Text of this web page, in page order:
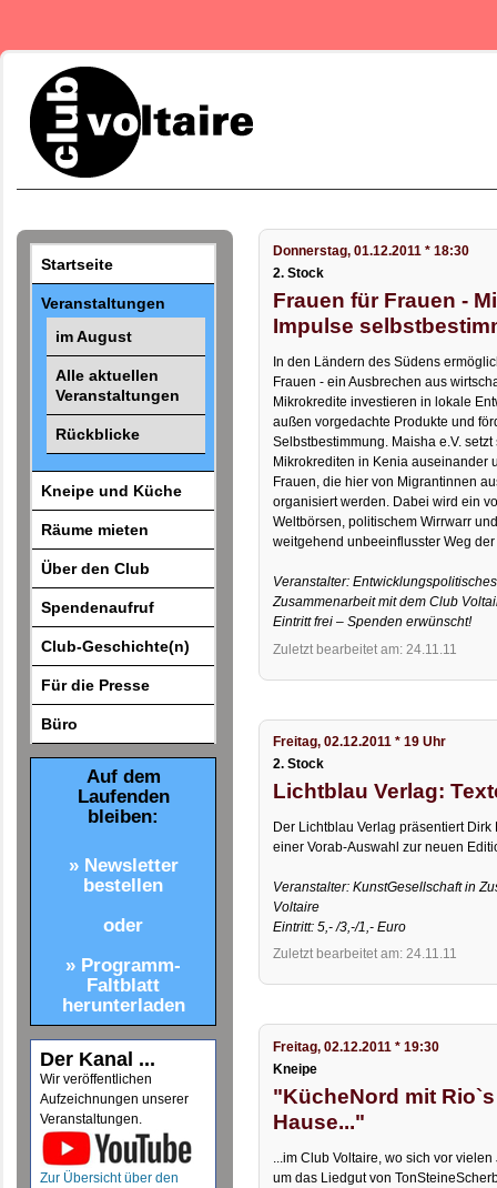
Startseite
Veranstaltungen
im August
Alle aktuellen
Veranstaltungen
Rückblicke
Kneipe und Küche
Räume mieten
Über den Club
Spendenaufruf
Club-Geschichte(n)
Für die Presse
Büro
Auf dem
Laufenden
bleiben:
» Newsletter
bestellen
oder
» Programm-
Faltblatt
herunterladen
Der Kanal ...
Wir veröffentlichen
Aufzeichnungen unserer
Veranstaltungen.
Zur Übersicht über den
Donnerstag, 01.12.2011 * 18:30
2. Stock
Frauen für Frauen -
Impulse
In den Ländern des Südens
Frauen - ein Ausbrechen aus
Mikrokredite investieren in lokale
außen vorgedachte Produkte und
Selbstbestimmung. Maisha e.V.
Mikrokrediten in Kenia auseinander
Frauen, die hier von Migrantinnen
organisiert werden. Dabei wird ein
Weltbörsen, politischem Wirrwarr
weitgehend unbeeinflusster Weg
Veranstalter:
Zusammenarbeit mit dem Club
Eintritt frei – Spenden erwünscht!
Zuletzt bearbeitet am: 24.11.11
Freitag, 02.12.2011 * 19 Uhr
2. Stock
Lichtblau Verlag:
Der Lichtblau Verlag präsentiert
einer Vorab-Auswahl zur neuen
Veranstalter: KunstGesellschaft in
Voltaire
Eintritt: 5,- /3,-/1,- Euro
Zuletzt bearbeitet am: 24.11.11
Freitag, 02.12.2011 * 19:30
Kneipe
"KücheNord mit
Hause..."
...im Club Voltaire, wo sich vor
um das Liedgut von